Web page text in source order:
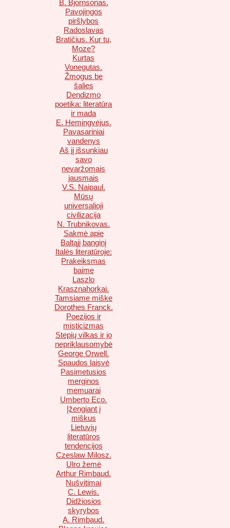
B. Bjornsonas.
Pavojingos
piršlybos
Radoslavas
Bratičius. Kur tu,
Moze?
Kurtas
Vonegutas.
Žmogus be
šalies
Dendizmo
poetika: literatūra
ir mada
E. Hemingvėjus.
Pavasariniai
vandenys
Aš jį išsunkiau
savo
nevaržomais
jausmais
V.S. Naipaul.
Mūsų
universalioji
civilizacija
N. Trubnikovas.
Sakmė apie
Baltąjį banginį
Italės literatūroje:
Prakeiksmas
baime
Laszlo
Krasznahorkai.
Tamsiame miške
Dorothes Franck.
Poezijos ir
misticizmas
Stepių vilkas ir jo
nepriklausomybė
George Orwell.
Spaudos laisvė
Pasimetusios
merginos
memuarai
Umberto Eco.
Įžengiant į
miškus
Lietuvių
literatūros
tendencijos
Czeslaw Milosz.
Ulro žemė
Arthur Rimbaud.
Nušvitimai
C. Lewis.
Didžiosios
skyrybos
A. Rimbaud.